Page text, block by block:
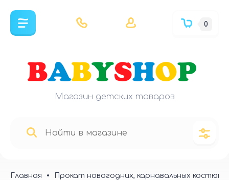
Магазин детских товаров
0
Главная Прокат новогодних, карнавальных